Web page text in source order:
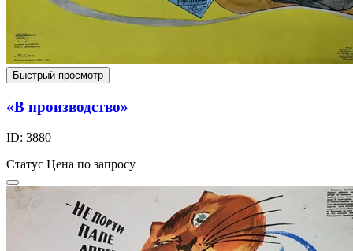
Быстрый просмотр
«В производство»
ID: 3880
Статус Цена по запросу